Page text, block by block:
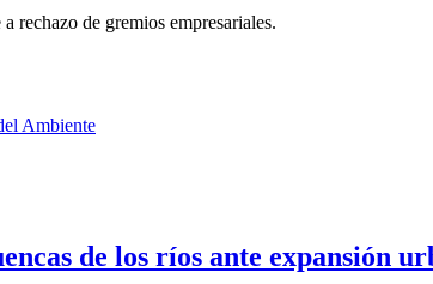
rechazo de gremios empresariales.
de los ríos ante expansión